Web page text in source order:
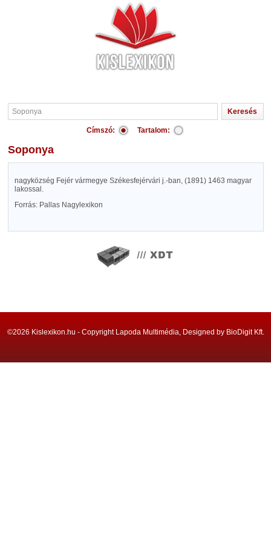
Címszó: Tartalom:
Soponya
nagyközség Fejér vármegye Székesfejérvári j.-ban, (1891) 1463 magyar
lakossal.
Forrás: Pallas Nagylexikon
©2026 Kislexikon.hu - Copyright Lapoda Multimédia, Designed by BioDigit Kft.